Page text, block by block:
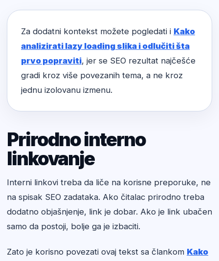
Za dodatni kontekst možete pogledati i Kako
analizirati lazy loading slika i odlučiti šta
prvo popraviti, jer se SEO rezultat najčešće
gradi kroz više povezanih tema, a ne kroz
jednu izolovanu izmenu.
Prirodno interno
linkovanje
Interni linkovi treba da liče na korisne preporuke, ne
na spisak SEO zadataka. Ako čitalac prirodno treba
dodatno objašnjenje, link je dobar. Ako je link ubačen
samo da postoji, bolje ga je izbaciti.
Zato je korisno povezati ovaj tekst sa člankom Kako